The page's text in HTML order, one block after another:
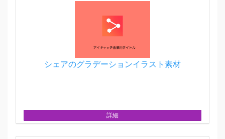
シェアのグラデーションイラスト素材
詳細